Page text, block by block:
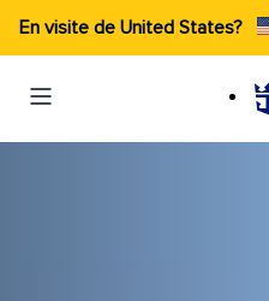
En visite de United States?